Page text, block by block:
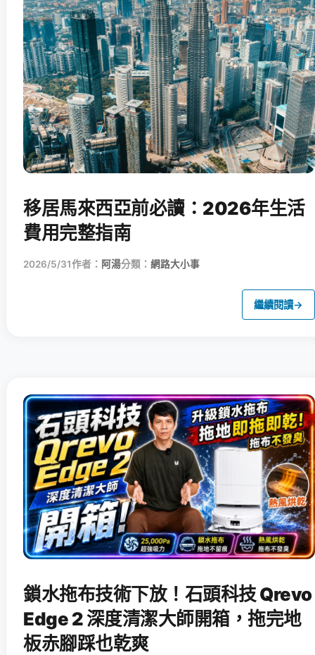
移居馬來西亞前必讀：2026年生活
費用完整指南
2026/5/31作者： 阿湯分類： 網路大小事
繼續閱讀→
鎖水拖布技術下放！石頭科技 Qrevo
Edge 2 深度清潔大師開箱，拖完地
板赤腳踩也乾爽